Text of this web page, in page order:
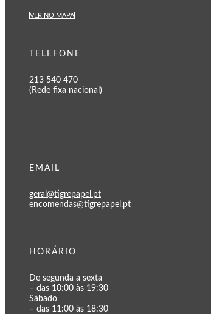
VER NO MAPA
TELEFONE
213 540 470
(Rede fixa nacional)
EMAIL
geral@tigrepapel.pt
encomendas@tigrepapel.pt
HORÁRIO
De segunda a sexta
– das 10:00 às 19:30
Sábado
– das 11:00 às 18:30